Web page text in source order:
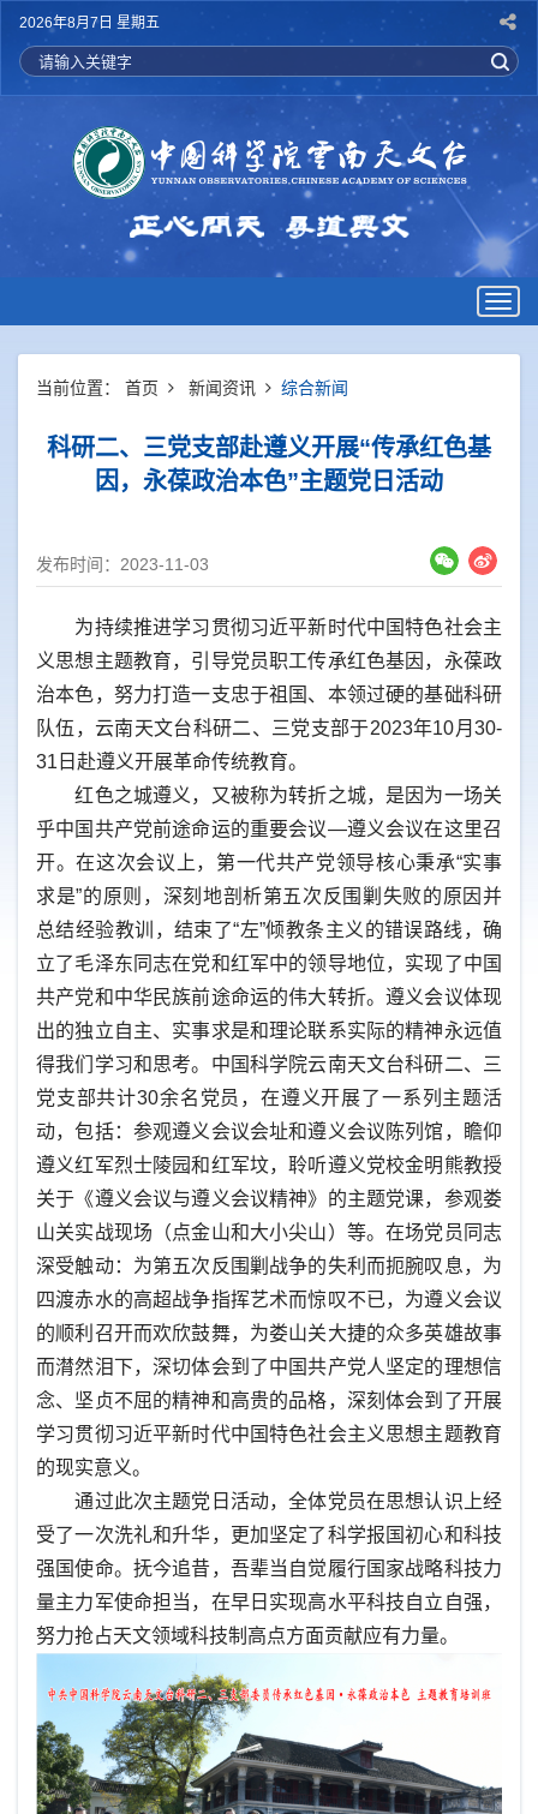
2026年8月7日 星期五
当前位置： 首页 新闻资讯 综合新闻
科研二、三党支部赴遵义开展“传承红色基
因，永葆政治本色”主题党日活动
发布时间：2023-11-03
为持续推进学习贯彻习近平新时代中国特色社会主
义思想主题教育，引导党员职工传承红色基因，永葆政
治本色，努力打造一支忠于祖国、本领过硬的基础科研
队伍，云南天文台科研二、三党支部于2023年10月30-
31日赴遵义开展革命传统教育。
红色之城遵义，又被称为转折之城，是因为一场关
乎中国共产党前途命运的重要会议—遵义会议在这里召
开。在这次会议上，第一代共产党领导核心秉承“实事
求是”的原则，深刻地剖析第五次反围剿失败的原因并
总结经验教训，结束了“左”倾教条主义的错误路线，确
立了毛泽东同志在党和红军中的领导地位，实现了中国
共产党和中华民族前途命运的伟大转折。遵义会议体现
出的独立自主、实事求是和理论联系实际的精神永远值
得我们学习和思考。中国科学院云南天文台科研二、三
党支部共计30余名党员，在遵义开展了一系列主题活
动，包括：参观遵义会议会址和遵义会议陈列馆，瞻仰
遵义红军烈士陵园和红军坟，聆听遵义党校金明熊教授
关于《遵义会议与遵义会议精神》的主题党课，参观娄
山关实战现场（点金山和大小尖山）等。在场党员同志
深受触动：为第五次反围剿战争的失利而扼腕叹息，为
四渡赤水的高超战争指挥艺术而惊叹不已，为遵义会议
的顺利召开而欢欣鼓舞，为娄山关大捷的众多英雄故事
而潸然泪下，深切体会到了中国共产党人坚定的理想信
念、坚贞不屈的精神和高贵的品格，深刻体会到了开展
学习贯彻习近平新时代中国特色社会主义思想主题教育
的现实意义。
通过此次主题党日活动，全体党员在思想认识上经
受了一次洗礼和升华，更加坚定了科学报国初心和科技
强国使命。抚今追昔，吾辈当自觉履行国家战略科技力
量主力军使命担当，在早日实现高水平科技自立自强，
努力抢占天文领域科技制高点方面贡献应有力量。